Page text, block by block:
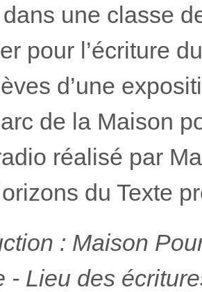
une classe
pour l’écriture
d’une
de la Maison
réalisé par
du Texte
: Maison
- Lieu des